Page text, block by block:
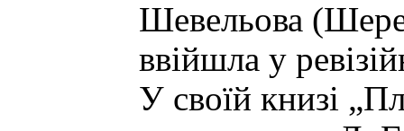
Шевельова
ввійшла у
У своїй книзі